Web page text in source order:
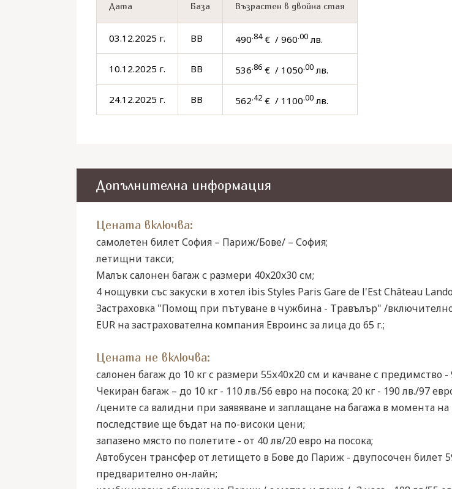
Дата База Възрастен в двойна стая
03.12.2025 г. BB 490.84€ / 960.00лв.
10.12.2025 г. BB 536.86€ / 1050.00лв.
24.12.2025 г. BB 562.42€ / 1100.00лв.
Допълнителна информация
Цената включва:
самолетен билет София – Париж/Бове/ – София;
летищни такси;
Малък салонен багаж с размери 40x20x30 см;
4 нощувки със закуски в хотел ibis Styles Paris Gare de l'Est Château
Застраховка "Помощ при пътуване в чужбина - Травълър" /
EUR на застрахователна компания Евроинс за лица до 65 г.;
Цената не включва:
салонен багаж до 10 кг с размери 55х40х20 см и качване с предимство -
Чекиран багаж – до 10 кг - 110 лв./56 евро на посока; 20 кг - 190 лв./97
/цените са валидни при заявяване и заплащане на багажа в момента на
последствие ще бъдат на по-високи цени;
запазено място по полетите - от 40 лв/20 евро на посока;
Автобусен трансфер от летището в Бове до Париж - двупосочен билет
предварително он-лайн;